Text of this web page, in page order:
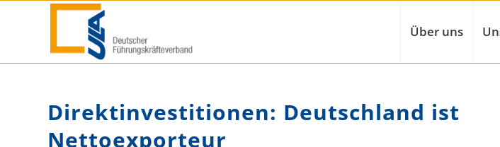
Über uns
Direktinvestitionen: Deutschland ist
Nettoexporteur